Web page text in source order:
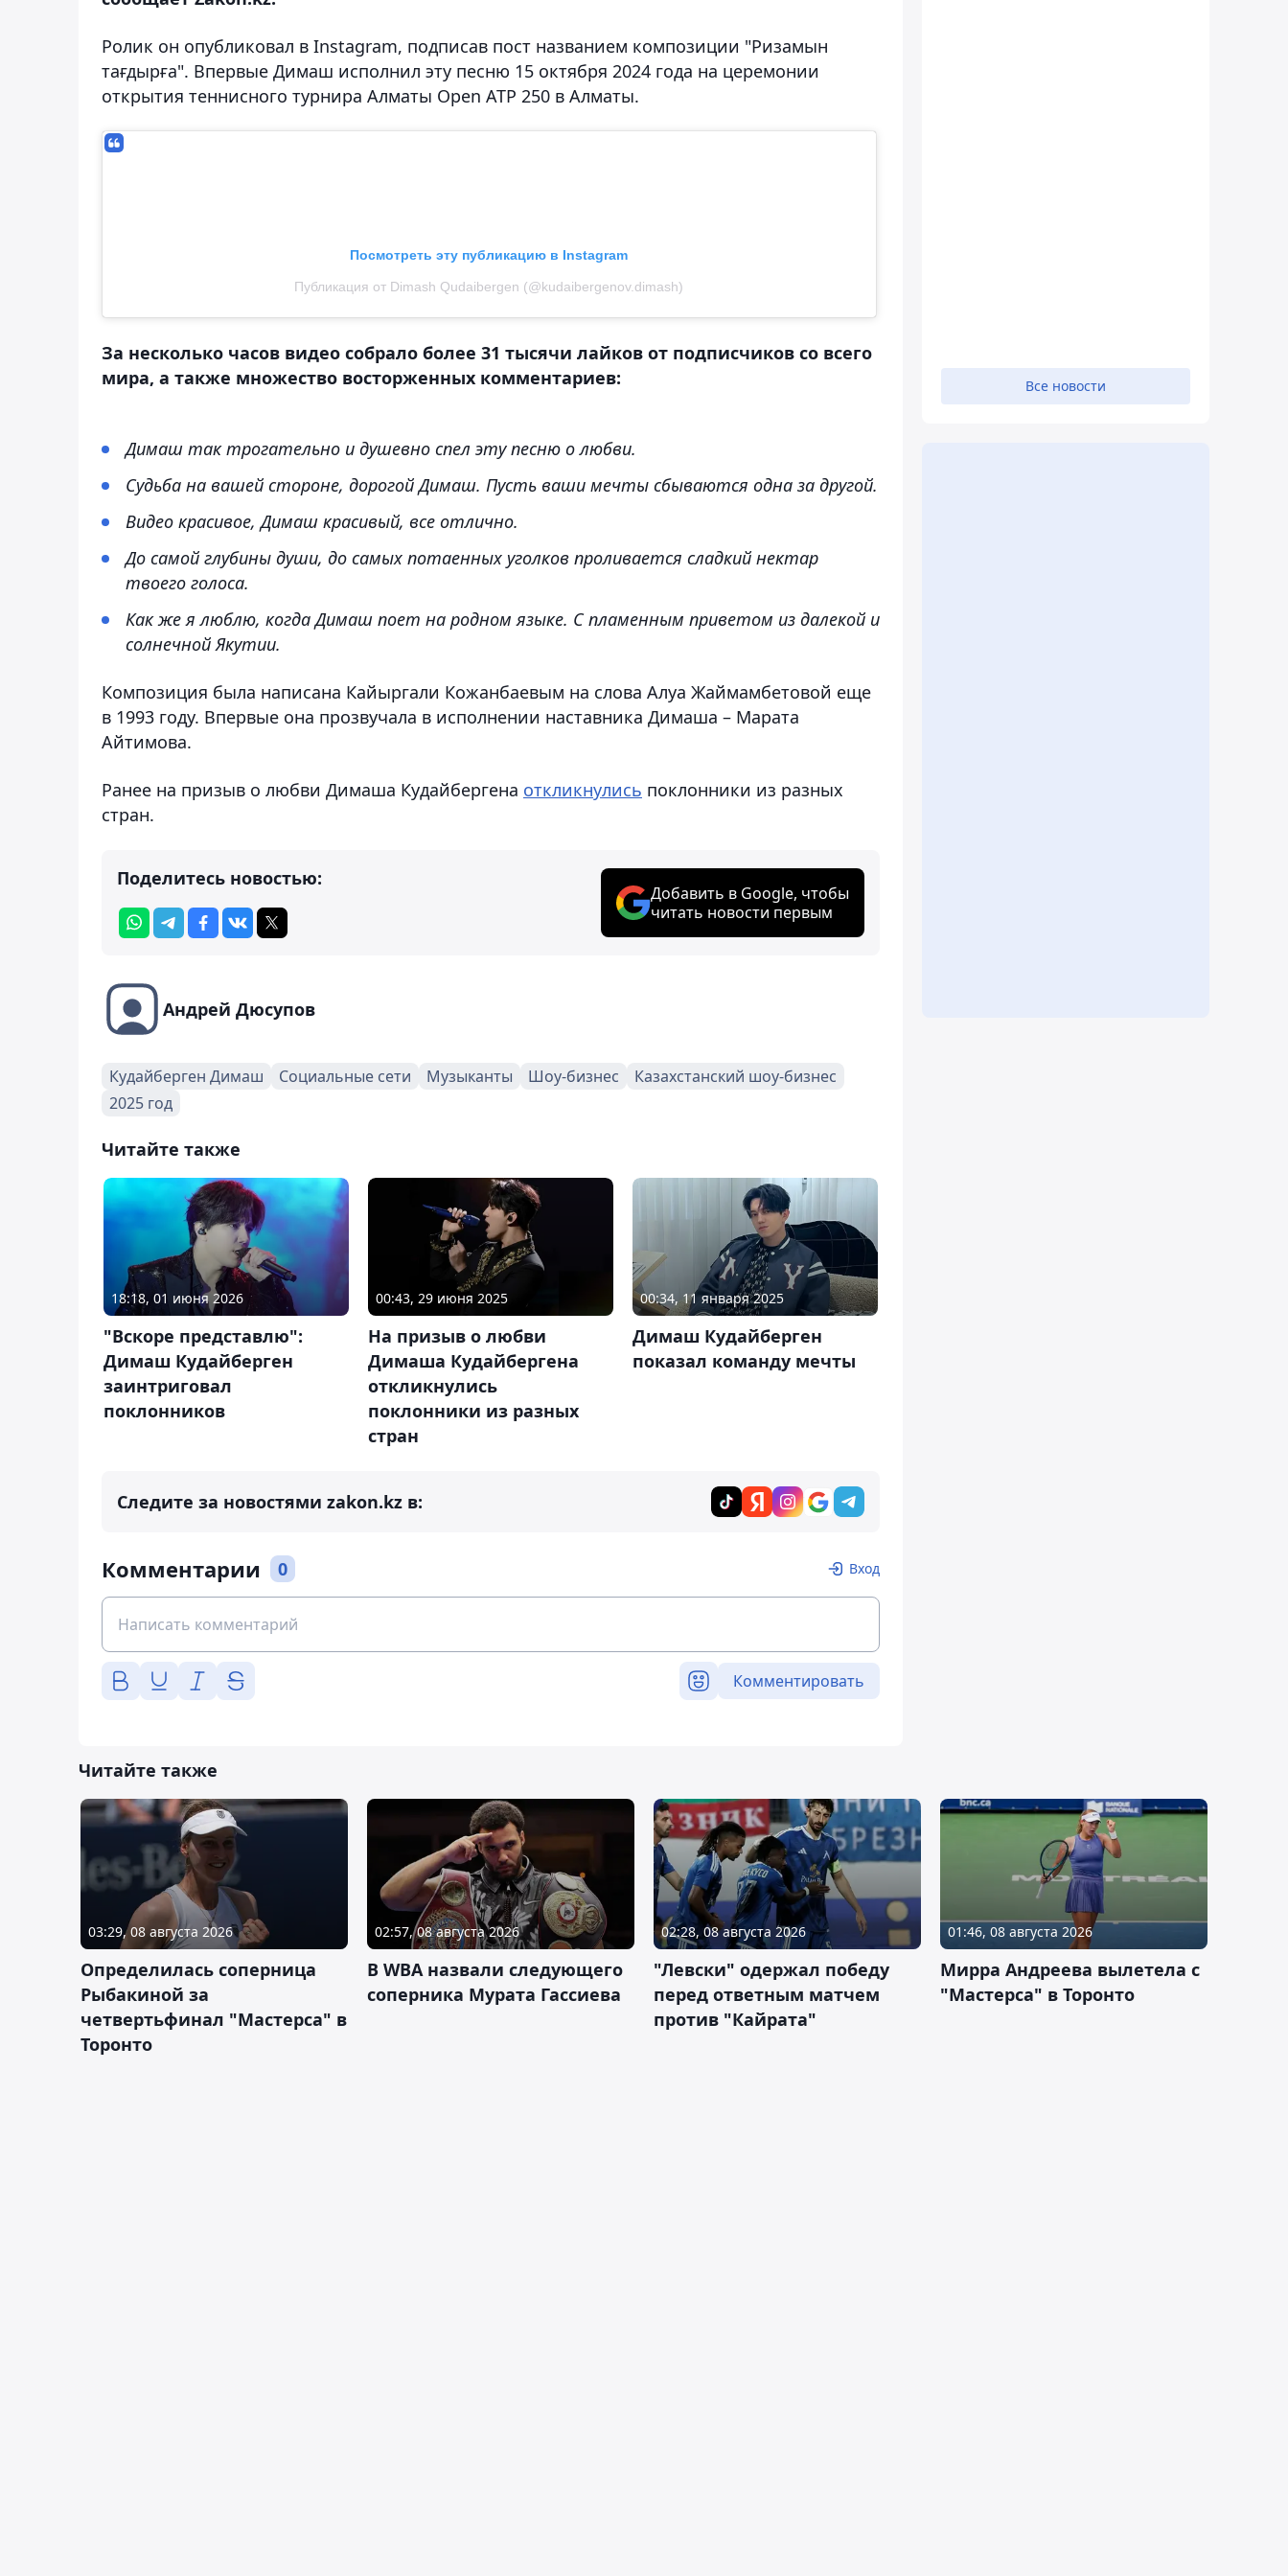
Ролик он опубликовал в Instagram, подписав пост названием композиции "Ризамын
тағдырға". Впервые Димаш исполнил эту песню 15 октября 2024 года на церемонии
открытия теннисного турнира Алматы Open ATP 250 в Алматы.
Посмотреть эту публикацию в Instagram
Публикация от Dimash Qudaibergen (@kudaibergenov.dimash)
За несколько часов видео собрало более 31 тысячи лайков от подписчиков со всего
мира, а также множество восторженных комментариев:
Димаш так трогательно и душевно спел эту песню о любви.
Судьба на вашей стороне, дорогой Димаш. Пусть ваши мечты сбываются одна за другой.
Видео красивое, Димаш красивый, все отлично.
До самой глубины души, до самых потаенных уголков проливается сладкий нектар
твоего голоса.
Как же я люблю, когда Димаш поет на родном языке. С пламенным приветом из далекой и
солнечной Якутии.
Композиция была написана Кайыргали Кожанбаевым на слова Алуа Жаймамбетовой еще
в 1993 году. Впервые она прозвучала в исполнении наставника Димаша – Марата
Айтимова.
Ранее на призыв о любви Димаша Кудайбергена откликнулись поклонники из разных
стран.
Поделитесь новостью:
Добавить в Google, чтобы
читать новости первым
Андрей Дюсупов
Кудайберген Димаш Социальные сети Музыканты Шоу-бизнес
Казахстанский шоу-бизнес
2025 год
Читайте также
18:18, 01 июня 2026
"Вскоре представлю":
Димаш Кудайберген
заинтриговал
поклонников
00:43, 29 июня 2025
На призыв о любви
Димаша Кудайбергена
откликнулись
поклонники из разных
стран
00:34, 11 января 2025
Димаш Кудайберген
показал команду мечты
Следите за новостями zakon.kz в:
Комментарии 0 Вход
Комментировать
Все новости
Читайте также
03:29, 08 августа 2026
Определилась соперница
Рыбакиной за
четвертьфинал "Мастерса" в
Торонто
02:57, 08 августа 2026
В WBA назвали следующего
соперника Мурата Гассиева
02:28, 08 августа 2026
"Левски" одержал победу
перед ответным матчем
против "Кайрата"
01:46, 08 августа 2026
Мирра Андреева вылетела с
"Мастерса" в Торонто